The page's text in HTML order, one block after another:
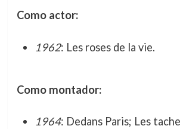
Como actor:
1962: Les roses de la vie.
Como montador:
1964: Dedans Paris; Les